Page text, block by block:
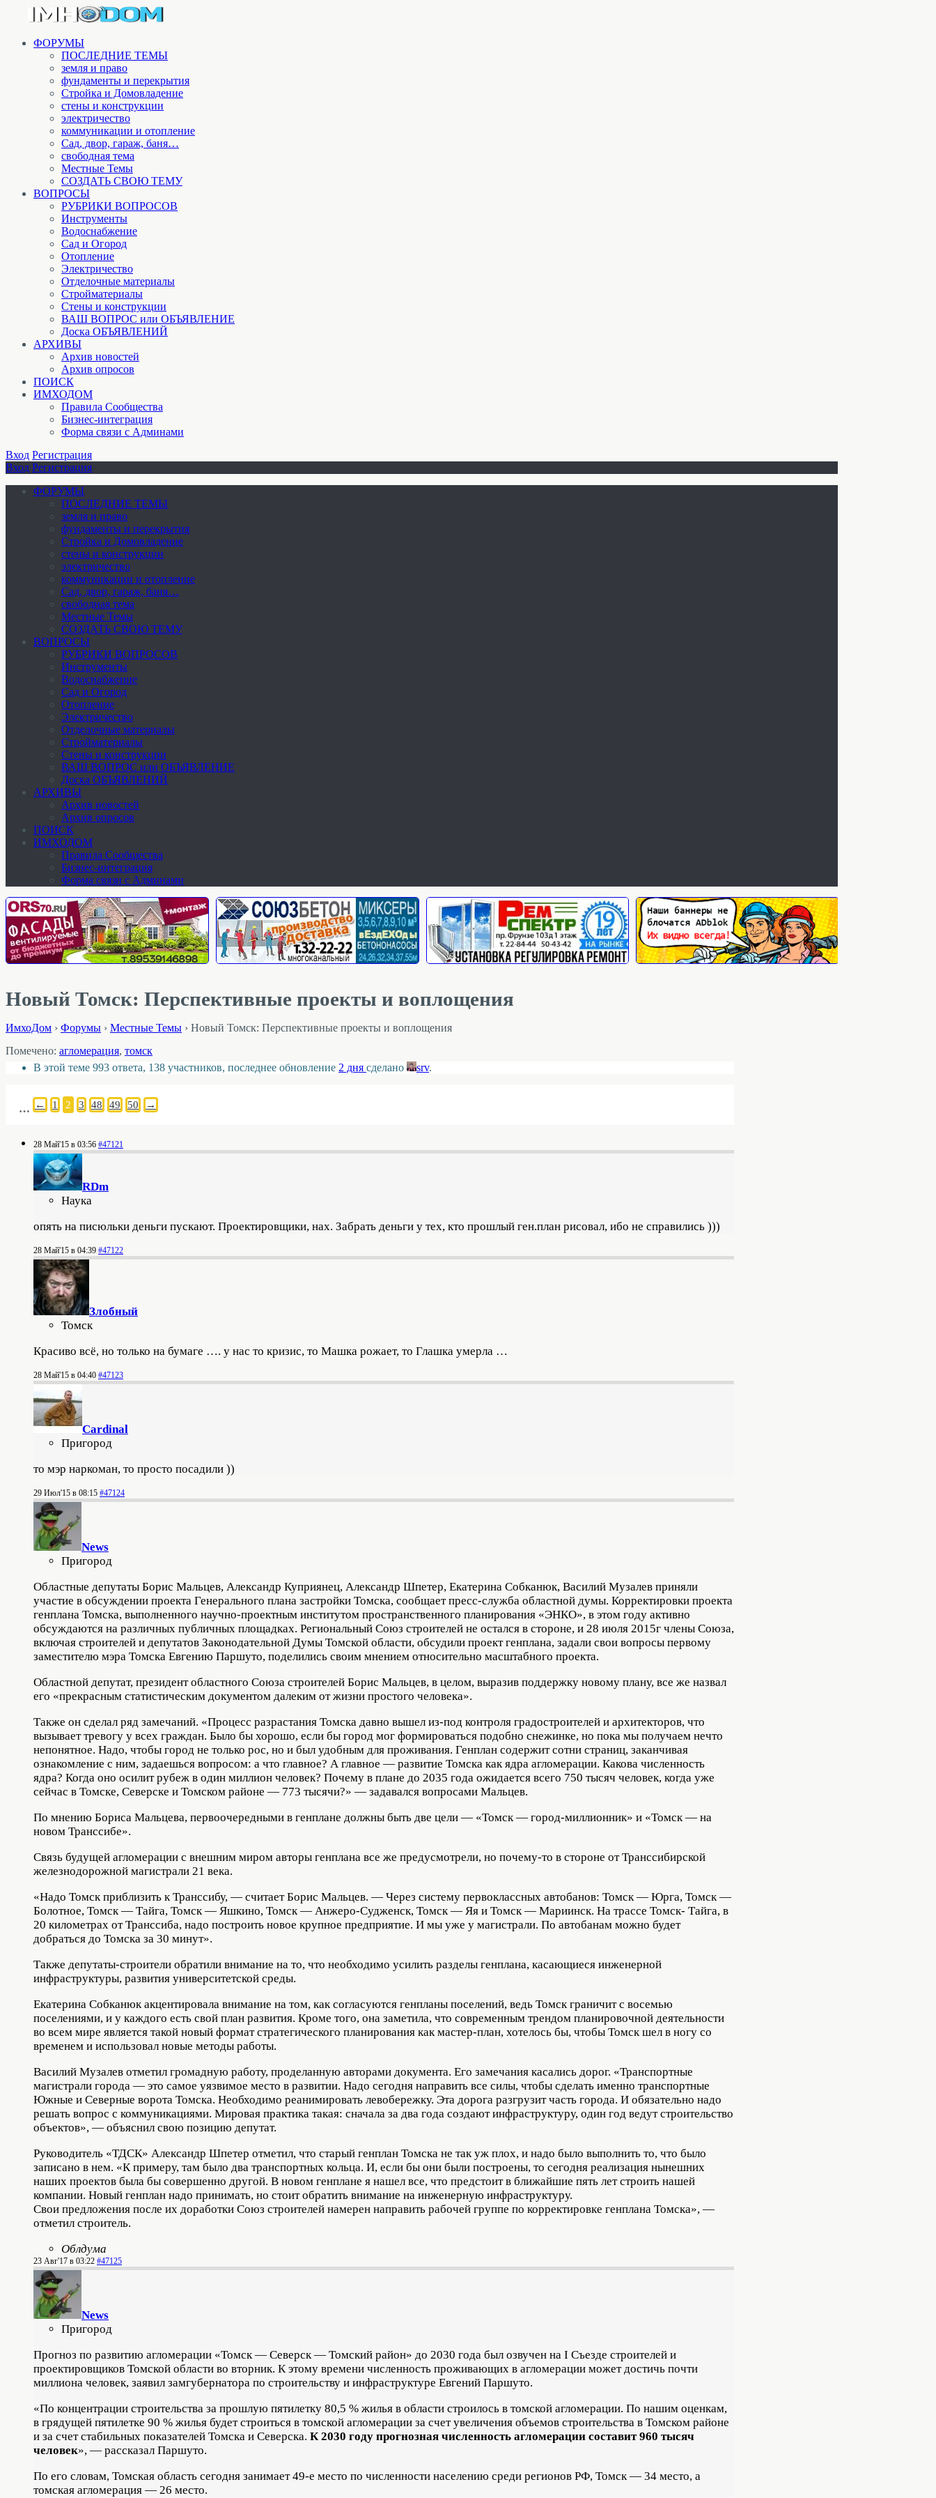
ФОРУМЫ
ПОСЛЕДНИЕ ТЕМЫ
земля и право
фундаменты и перекрытия
Стройка и Домовладение
стены и конструкции
электричество
коммуникации и отопление
Cад, двор, гараж, баня…
свободная тема
Местные Темы
СОЗДАТЬ СВОЮ ТЕМУ
ВОПРОСЫ
РУБРИКИ ВОПРОСОВ
Инструменты
Водоснабжение
Сад и Огород
Отопление
Электричество
Отделочные материалы
Стройматериалы
Стены и конструкции
ВАШ ВОПРОС или ОБЪЯВЛЕНИЕ
Доска ОБЪЯВЛЕНИЙ
АРХИВЫ
Архив новостей
Архив опросов
ПОИСК
ИМХОДОМ
Правила Сообщества
Бизнес-интеграция
Форма связи с Админами
Вход Регистрация
Вход Регистрация
ФОРУМЫ
ПОСЛЕДНИЕ ТЕМЫ
земля и право
фундаменты и перекрытия
Стройка и Домовладение
стены и конструкции
электричество
коммуникации и отопление
Cад, двор, гараж, баня…
свободная тема
Местные Темы
СОЗДАТЬ СВОЮ ТЕМУ
ВОПРОСЫ
РУБРИКИ ВОПРОСОВ
Инструменты
Водоснабжение
Сад и Огород
Отопление
Электричество
Отделочные материалы
Стройматериалы
Стены и конструкции
ВАШ ВОПРОС или ОБЪЯВЛЕНИЕ
Доска ОБЪЯВЛЕНИЙ
АРХИВЫ
Архив новостей
Архив опросов
ПОИСК
ИМХОДОМ
Правила Сообщества
Бизнес-интеграция
Форма связи с Админами
Новый Томск: Перспективные проекты и воплощения
ИмхоДом › Форумы › Местные Темы › Новый Томск: Перспективные проекты и воплощения
Помечено: агломерация, томск
В этой теме 993 ответа, 138 участников, последнее обновление 2 дня сделано srv.
← 1 2 3
… 48 49 50 →
28 Май'15 в 03:56 #47121
RDm
Наука
опять на писюльки деньги пускают. Проектировщики, нах. Забрать деньги у тех, кто прошлый ген.план рисовал, ибо не справились )))
28 Май'15 в 04:39 #47122
Злобный
Томск
Красиво всё, но только на бумаге …. у нас то кризис, то Машка рожает, то Глашка умерла …
28 Май'15 в 04:40 #47123
Cardinal
Пригород
то мэр наркоман, то просто посадили ))
29 Июл'15 в 08:15 #47124
News
Пригород
Областные депутаты Борис Мальцев, Александр Куприянец, Александр Шпетер, Екатерина Собканюк, Василий Музалев приняли
участие в обсуждении проекта Генерального плана застройки Томска, сообщает пресс-служба областной думы. Корректировки проекта
генплана Томска, выполненного научно-проектным институтом пространственного планирования «ЭНКО», в этом году активно
обсуждаются на различных публичных площадках. Региональный Союз строителей не остался в стороне, и 28 июля 2015г члены Союза,
включая строителей и депутатов Законодательной Думы Томской области, обсудили проект генплана, задали свои вопросы первому
заместителю мэра Томска Евгению Паршуто, поделились своим мнением относительно масштабного проекта.
Областной депутат, президент областного Союза строителей Борис Мальцев, в целом, выразив поддержку новому плану, все же назвал
его «прекрасным статистическим документом далеким от жизни простого человека».
Также он сделал ряд замечаний. «Процесс разрастания Томска давно вышел из-под контроля градостроителей и архитекторов, что
вызывает тревогу у всех граждан. Было бы хорошо, если бы город мог формироваться подобно снежинке, но пока мы получаем нечто
непонятное. Надо, чтобы город не только рос, но и был удобным для проживания. Генплан содержит сотни страниц, заканчивая
ознакомление с ним, задаешься вопросом: а что главное? А главное — развитие Томска как ядра агломерации. Какова численность
ядра? Когда оно осилит рубеж в один миллион человек? Почему в плане до 2035 года ожидается всего 750 тысяч человек, когда уже
сейчас в Томске, Северске и Томском районе — 773 тысячи?» — задавался вопросами Мальцев.
По мнению Бориса Мальцева, первоочередными в генплане должны быть две цели — «Томск — город-миллионник» и «Томск — на
новом Транссибе».
Связь будущей агломерации с внешним миром авторы генплана все же предусмотрели, но почему-то в стороне от Транссибирской
железнодорожной магистрали 21 века.
«Надо Томск приблизить к Транссибу, — считает Борис Мальцев. — Через систему первоклассных автобанов: Томск — Юрга, Томск —
Болотное, Томск — Тайга, Томск — Яшкино, Томск — Анжеро-Судженск, Томск — Яя и Томск — Мариинск. На трассе Томск- Тайга, в
20 километрах от Транссиба, надо построить новое крупное предприятие. И мы уже у магистрали. По автобанам можно будет
добраться до Томска за 30 минут».
Также депутаты-строители обратили внимание на то, что необходимо усилить разделы генплана, касающиеся инженерной
инфраструктуры, развития университетской среды.
Екатерина Собканюк акцентировала внимание на том, как согласуются генпланы поселений, ведь Томск граничит с восемью
поселениями, и у каждого есть свой план развития. Кроме того, она заметила, что современным трендом планировочной деятельности
во всем мире является такой новый формат стратегического планирования как мастер-план, хотелось бы, чтобы Томск шел в ногу со
временем и использовал новые методы работы.
Василий Музалев отметил громадную работу, проделанную авторами документа. Его замечания касались дорог. «Транспортные
магистрали города — это самое уязвимое место в развитии. Надо сегодня направить все силы, чтобы сделать именно транспортные
Южные и Северные ворота Томска. Необходимо реанимировать левобережку. Эта дорога разгрузит часть города. И обязательно надо
решать вопрос с коммуникациями. Мировая практика такая: сначала за два года создают инфраструктуру, один год ведут строительство
объектов», — объяснил свою позицию депутат.
Руководитель «ТДСК» Александр Шпетер отметил, что старый генплан Томска не так уж плох, и надо было выполнить то, что было
записано в нем. «К примеру, там было два транспортных кольца. И, если бы они были построены, то сегодня реализация нынешних
наших проектов была бы совершенно другой. В новом генплане я нашел все, что предстоит в ближайшие пять лет строить нашей
компании. Новый генплан надо принимать, но стоит обратить внимание на инженерную инфраструктуру.
Свои предложения после их доработки Союз строителей намерен направить рабочей группе по корректировке генплана Томска», —
отметил строитель.
Облдума
23 Авг'17 в 03:22 #47125
News
Пригород
Прогноз по развитию агломерации «Томск — Северск — Томский район» до 2030 года был озвучен на I Съезде строителей и
проектировщиков Томской области во вторник. К этому времени численность проживающих в агломерации может достичь почти
миллиона человек, заявил замгубернатора по строительству и инфраструктуре Евгений Паршуто.
«По концентрации строительства за прошлую пятилетку 80,5 % жилья в области строилось в томской агломерации. По нашим оценкам,
в грядущей пятилетке 90 % жилья будет строиться в томской агломерации за счет увеличения объемов строительства в Томском районе
и за счет стабильных показателей Томска и Северска. К 2030 году прогнозная численность агломерации составит 960 тысяч
человек», — рассказал Паршуто.
По его словам, Томская область сегодня занимает 49-е место по численности населению среди регионов РФ, Томск — 34 место, а
томская агломерация — 26 место.